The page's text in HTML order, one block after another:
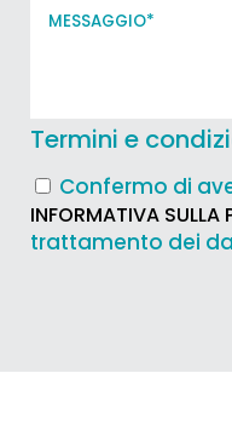
Termini e
Confermo di
INFORMATIVA SULLA
trattamento dei